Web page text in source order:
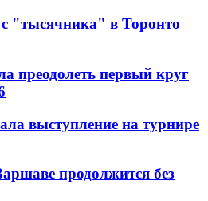
"тысячника" в Торонто
преодолеть первый круг
выступление на турнире
продолжится без